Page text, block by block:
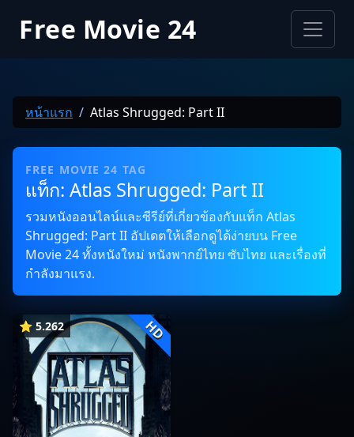
Free Movie 24
หน้าแรก Atlas Shrugged: Part II
FREE MOVIE 24 TAG
แท็ก: Atlas Shrugged: Part II
รวมหนังออนไลน์และซีรีย์ที่เกี่ยวข้องกับแท็ก Atlas
Shrugged: Part II อัปเดตให้เลือกดูได้ง่ายบน Free
Movie 24 ทั้งหนังใหม่ หนังพากย์ไทย ซับไทย และเรื่องที่
กำลังมาแรง.
⭐ 5.262 HD